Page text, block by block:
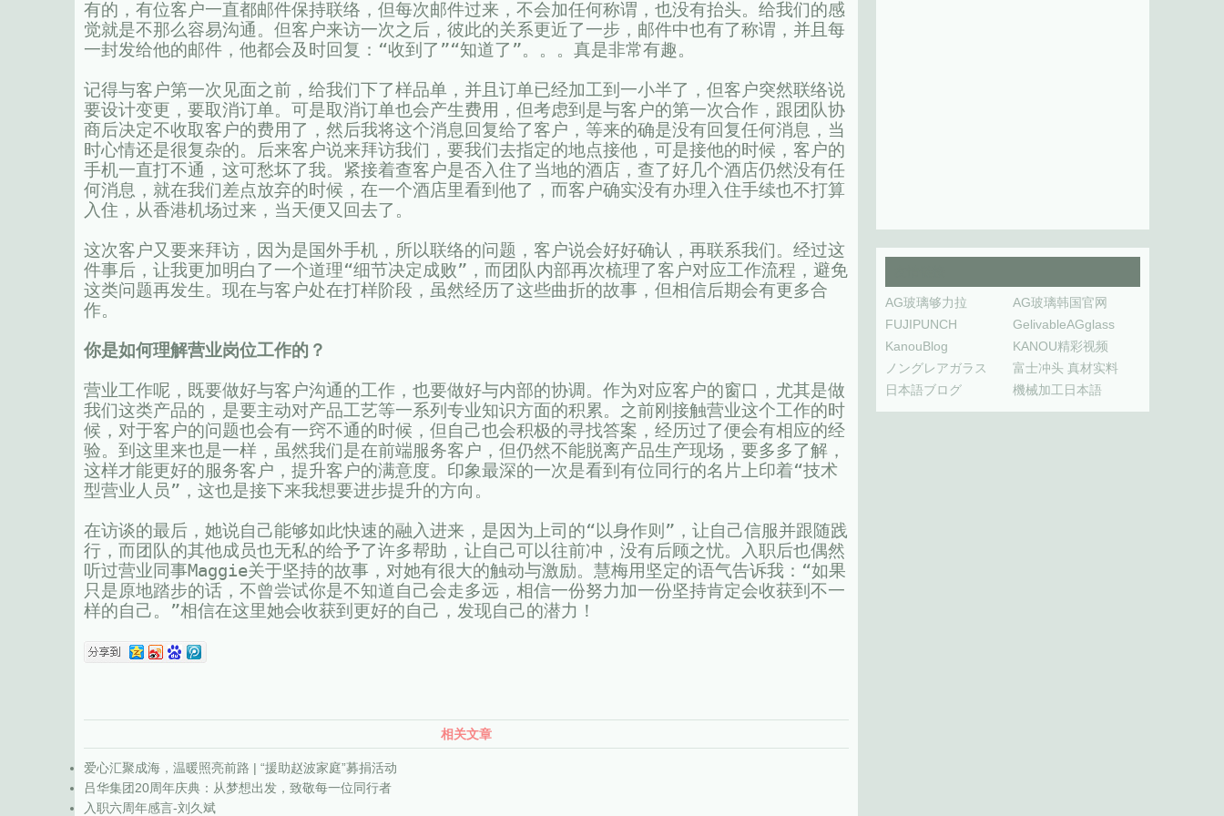
有的，有位客户一直都邮件保持联络，但每次邮件过来，不会加任何称谓，也没有抬头。给我们的感
觉就是不那么容易沟通。但客户来访一次之后，彼此的关系更近了一步，邮件中也有了称谓，并且每
一封发给他的邮件，他都会及时回复：“收到了”“知道了”。。。真是非常有趣。
记得与客户第一次见面之前，给我们下了样品单，并且订单已经加工到一小半了，但客户突然联络说
要设计变更，要取消订单。可是取消订单也会产生费用，但考虑到是与客户的第一次合作，跟团队协
商后决定不收取客户的费用了，然后我将这个消息回复给了客户，等来的确是没有回复任何消息，当
时心情还是很复杂的。后来客户说来拜访我们，要我们去指定的地点接他，可是接他的时候，客户的
手机一直打不通，这可愁坏了我。紧接着查客户是否入住了当地的酒店，查了好几个酒店仍然没有任
何消息，就在我们差点放弃的时候，在一个酒店里看到他了，而客户确实没有办理入住手续也不打算
入住，从香港机场过来，当天便又回去了。
这次客户又要来拜访，因为是国外手机，所以联络的问题，客户说会好好确认，再联系我们。经过这
件事后，让我更加明白了一个道理“细节决定成败”，而团队内部再次梳理了客户对应工作流程，避免
这类问题再发生。现在与客户处在打样阶段，虽然经历了这些曲折的故事，但相信后期会有更多合
作。
你是如何理解营业岗位工作的？
营业工作呢，既要做好与客户沟通的工作，也要做好与内部的协调。作为对应客户的窗口，尤其是做
我们这类产品的，是要主动对产品工艺等一系列专业知识方面的积累。之前刚接触营业这个工作的时
候，对于客户的问题也会有一窍不通的时候，但自己也会积极的寻找答案，经历过了便会有相应的经
验。到这里来也是一样，虽然我们是在前端服务客户，但仍然不能脱离产品生产现场，要多多了解，
这样才能更好的服务客户，提升客户的满意度。印象最深的一次是看到有位同行的名片上印着“技术
型营业人员”，这也是接下来我想要进步提升的方向。
在访谈的最后，她说自己能够如此快速的融入进来，是因为上司的“以身作则”，让自己信服并跟随践
行，而团队的其他成员也无私的给予了许多帮助，让自己可以往前冲，没有后顾之忧。入职后也偶然
听过营业同事Maggie关于坚持的故事，对她有很大的触动与激励。慧梅用坚定的语气告诉我：“如果
只是原地踏步的话，不曾尝试你是不知道自己会走多远，相信一份努力加一份坚持肯定会收获到不一
样的自己。”相信在这里她会收获到更好的自己，发现自己的潜力！
相关文章
爱心汇聚成海，温暖照亮前路 | “援助赵波家庭”募捐活动
吕华集团20周年庆典：从梦想出发，致敬每一位同行者
入职六周年感言-刘久斌
AG玻璃够力拉
AG玻璃韩国官网
FUJIPUNCH
GelivableAGglass
KanouBlog
KANOU精彩视频
ノングレアガラス
富士冲头 真材实料
日本語ブログ
機械加工日本語